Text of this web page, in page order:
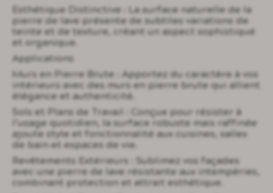
Esthétique Distinctive : La surface naturelle de la
pierre de lave présente de subtiles variations de
teinte et de texture, créant un aspect sophistiqué
et organique.
Applications
Murs en Pierre Brute : Apportez du caractère à vos
intérieurs avec des murs en pierre brute qui allient
élégance et authenticité.
Sols et Plans de Travail : Conçue pour résister à
l’usage quotidien, la surface robuste mais raffinée
ajoute style et fonctionnalité aux cuisines, salles
de bain et espaces de vie.
Revêtements Extérieurs : Sublimez vos façades
avec une pierre de lave résistante aux intempéries,
combinant protection et attrait esthétique.